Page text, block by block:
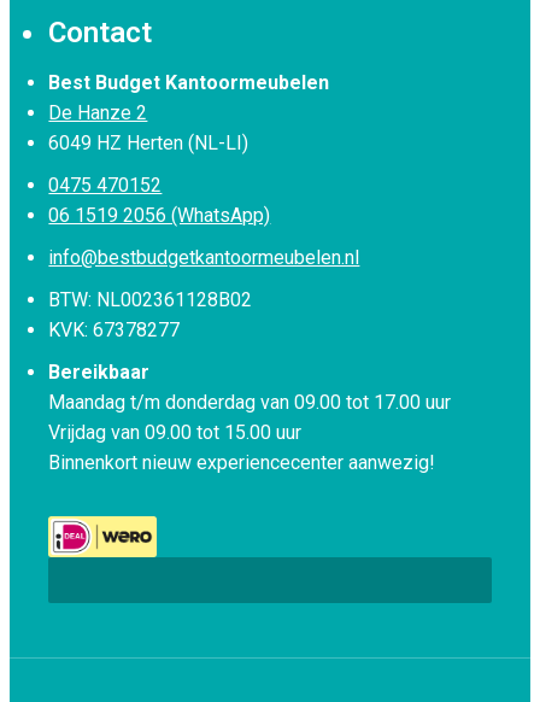
Contact
Best Budget Kantoormeubelen
De Hanze 2
6049 HZ Herten (NL-LI)
0475 470152
06 1519 2056 (WhatsApp)
info@bestbudgetkantoormeubelen.nl
BTW: NL002361128B02
KVK: 67378277
Bereikbaar
Maandag t/m donderdag van 09.00 tot 17.00 uur
Vrijdag van 09.00 tot 15.00 uur
Binnenkort nieuw experiencecenter aanwezig!